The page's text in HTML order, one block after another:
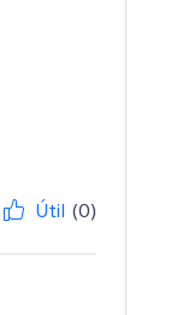
Útil (0)